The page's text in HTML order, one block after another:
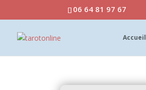
06 64 81 97 67
Accueil